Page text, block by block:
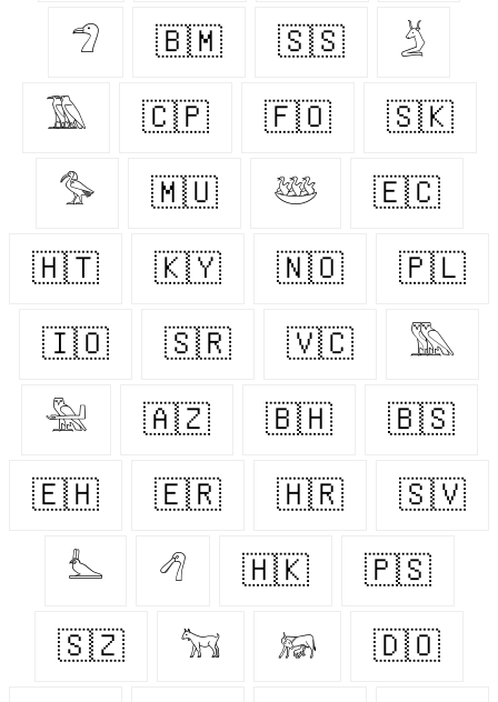
𓅿 🇧🇲 🇸🇸 𓄄
𓅀 🇨🇵 🇫🇴 🇸🇰
𓅜 🇲🇺 𓅸 🇪🇨
🇭🇹 🇰🇾 🇳🇴 🇵🇱
🇮🇴 🇸🇷 🇻🇨 𓅔
𓅖 🇦🇿 🇧🇭 🇧🇸
🇪🇭 🇪🇷 🇭🇷 🇸🇻
𓅏 𓆁 🇭🇰 🇵🇸
🇸🇿 𓃙 𓃖 🇩🇴